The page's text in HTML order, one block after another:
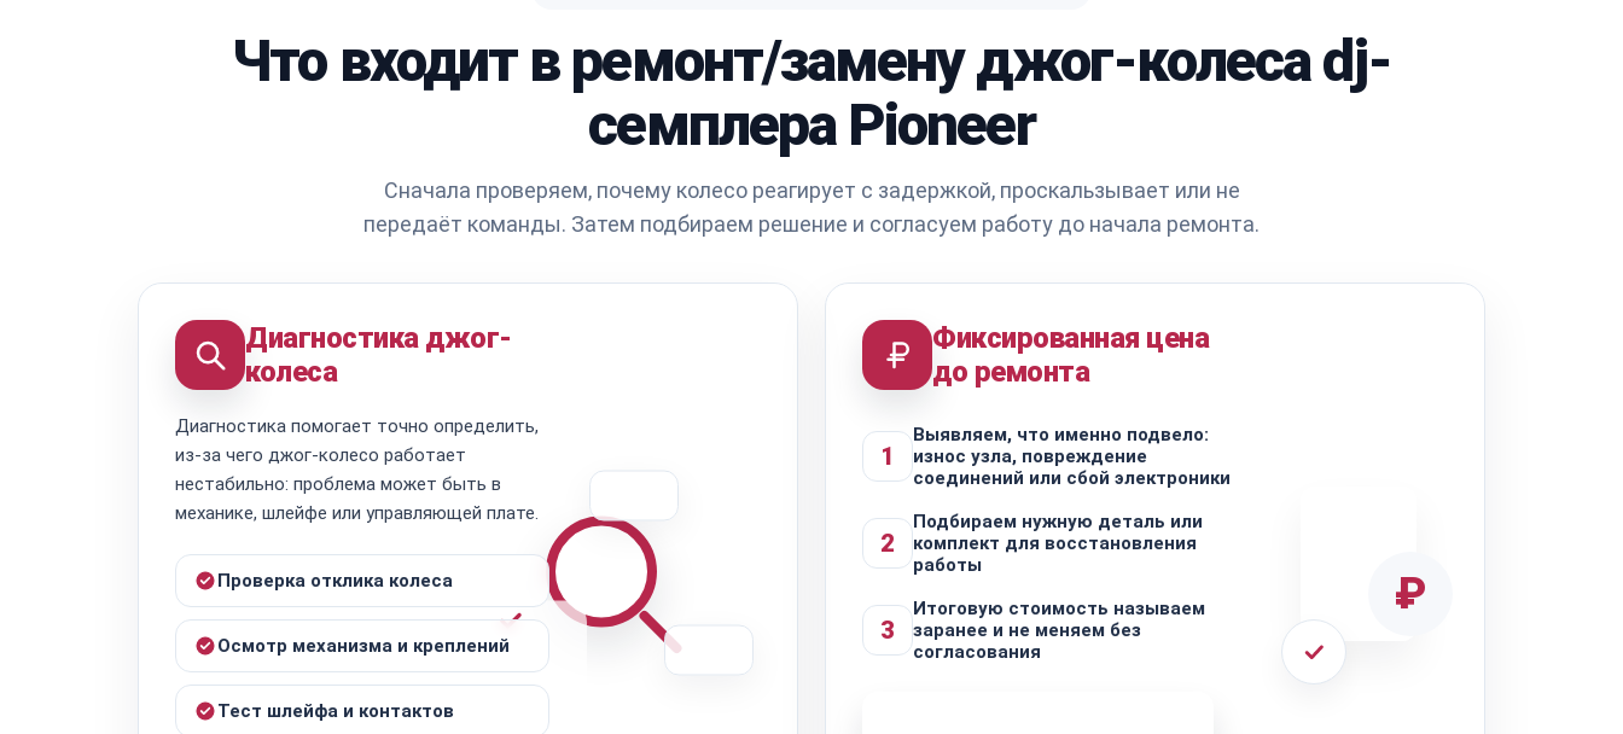
Что входит в ремонт/замену джог-колеса dj-
семплера Pioneer
Сначала проверяем, почему колесо реагирует с задержкой, проскальзывает или не
передаёт команды. Затем подбираем решение и согласуем работу до начала ремонта.
Диагностика джог-
колеса
Диагностика помогает точно определить,
из-за чего джог-колесо работает
нестабильно: проблема может быть в
механике, шлейфе или управляющей плате.
Проверка отклика колеса
Осмотр механизма и креплений
Тест шлейфа и контактов
Фиксированная цена
до ремонта
1
Выявляем, что именно подвело:
износ узла, повреждение
соединений или сбой электроники
2
Подбираем нужную деталь или
комплект для восстановления
работы
3
Итоговую стоимость называем
заранее и не меняем без
согласования
₽